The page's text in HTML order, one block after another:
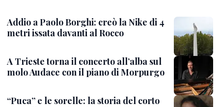
Addio a Paolo Borghi: creò la Nike di 4
metri issata davanti al Rocco
A Trieste torna il concerto all’alba sul
molo Audace con il piano di Morpurgo
“Puca” e le sorelle: la storia del corto